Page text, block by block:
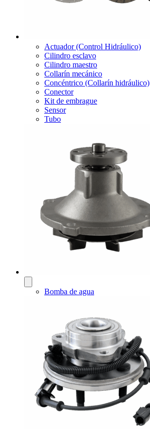
Actuador (Control Hidráulico)
Cilindro esclavo
Cilindro maestro
Collarín mecánico
Concéntrico (Collarín hidráulico)
Conector
Kit de embrague
Sensor
Tubo
Bomba de agua